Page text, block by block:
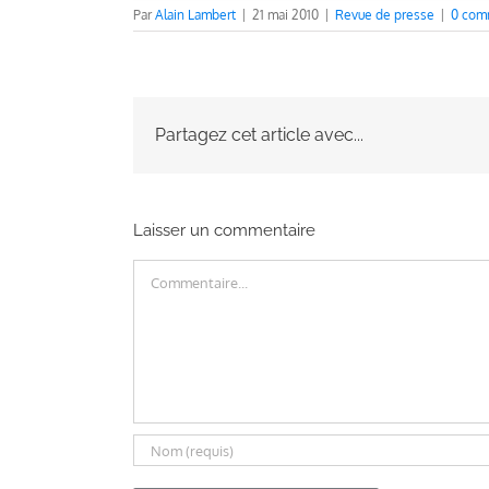
ParAlain Lambert 21 mai 2010 Revue de presse 0
Partagez cet article avec...
Laisser un commentaire